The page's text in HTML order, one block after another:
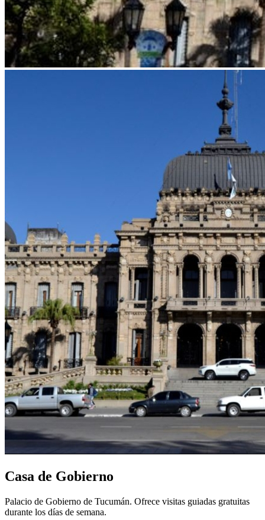
Casa de Gobierno
Palacio de Gobierno de Tucumán. Ofrece visitas guiadas gratuitas
durante los días de semana.